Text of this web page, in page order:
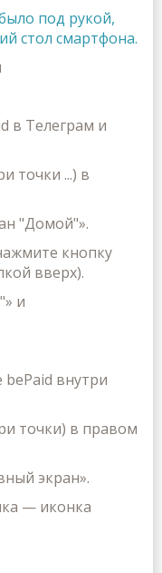
под рукой,
стол смартфона.
в Телеграм и
точки ...) в
"Домой"».
кнопку
вверх).
и
внутри
точки) в правом
экран».
— иконка